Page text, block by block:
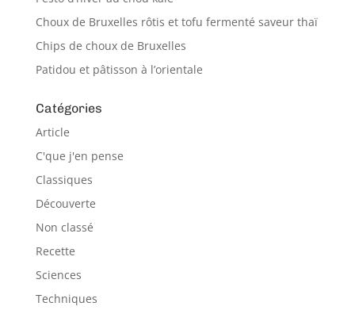
Choux de Bruxelles rôtis et tofu fermenté saveur thaï
Chips de choux de Bruxelles
Patidou et pâtisson à l’orientale
Catégories
Article
C'que j'en pense
Classiques
Découverte
Non classé
Recette
Sciences
Techniques